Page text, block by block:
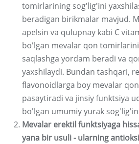
tomirlarining sog'lig'ini
beradigan birikmalar mavjud.
apelsin va qulupnay kabi C
bo'lgan mevalar qon
saqlashga yordam beradi va
yaxshilaydi. Bundan tashqari,
flavonoidlarga boy mevalar
pasaytiradi va jinsiy funktsiya
bo'lgan umumiy yurak
Mevalar erektil funktsiyaga
yana bir usuli - ularning